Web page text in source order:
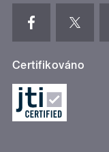
Certifikováno